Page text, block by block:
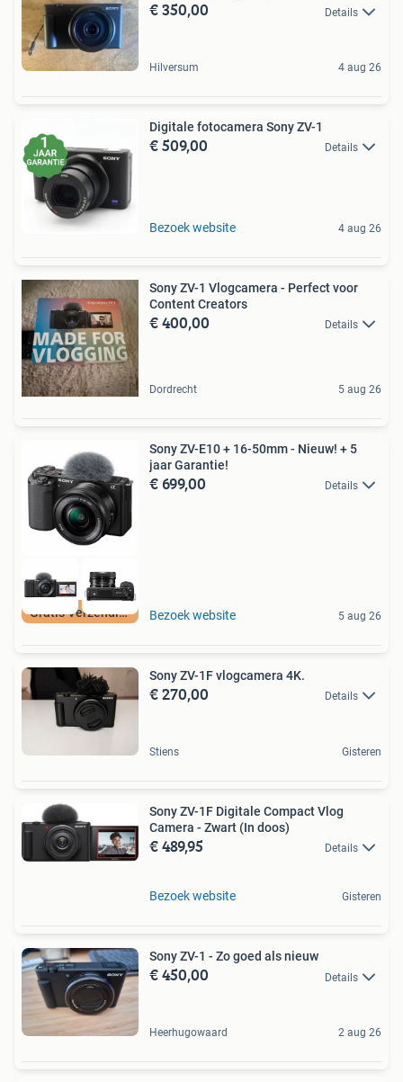
€ 350,00 Details
Hilversum 4 aug 26
Digitale fotocamera Sony ZV-1
€ 509,00 Details
Bezoek website 4 aug 26
Sony ZV-1 Vlogcamera - Perfect voor
Content Creators
€ 400,00 Details
Dordrecht 5 aug 26
Gratis Verzending
Sony ZV-E10 + 16-50mm - Nieuw! + 5
jaar Garantie!
€ 699,00 Details
Bezoek website 5 aug 26
Sony ZV-1F vlogcamera 4K.
€ 270,00 Details
Stiens Gisteren
Sony ZV-1F Digitale Compact Vlog
Camera - Zwart (In doos)
€ 489,95 Details
Bezoek website Gisteren
Sony ZV-1 - Zo goed als nieuw
€ 450,00 Details
Heerhugowaard 2 aug 26